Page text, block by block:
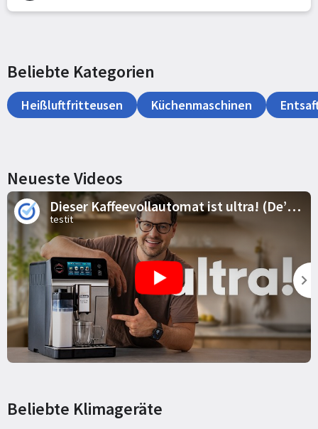
Beliebte Kategorien
Heißluftfritteusen Küchenmaschinen
Neueste Videos
Dieser Kaffeevollautomat ist ultra! (De’Longhi Eletta Ultra Test)
testit
Beliebte Klimageräte